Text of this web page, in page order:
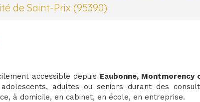
de Saint-Prix (95390)
accessible depuis Eaubonne, Montmorency
adultes ou seniors durant des
à domicile, en cabinet, en école, en entreprise.